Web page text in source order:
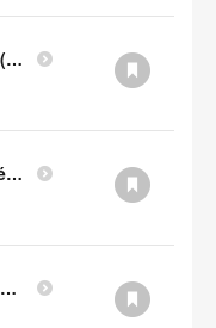
Brochure Viccarbe Torii Bench (en anglais)
Brochure Viccarbe Step Canapé (en anglais)
Brochure Viccarbe Fauteuil Step (en anglais)